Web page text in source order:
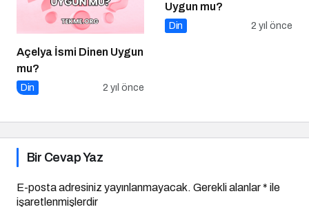
Açelya İsmi Dinen Uygun
mu?
Din 2 yıl önce
Uygun mu?
Din 2 yıl önce
Bir Cevap Yaz
E-posta adresiniz yayınlanmayacak. Gerekli alanlar* ile
işaretlenmişlerdir